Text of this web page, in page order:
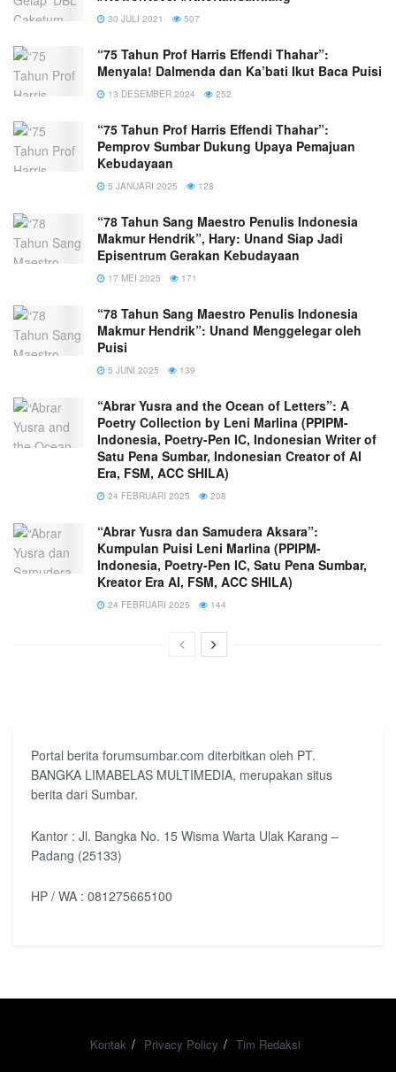
30 JULI 2021 507
“75 Tahun Prof Harris Effendi Thahar”:
Menyala! Dalmenda dan Ka’bati Ikut Baca Puisi
13 DESEMBER 2024 252
“75 Tahun Prof Harris Effendi Thahar”:
Pemprov Sumbar Dukung Upaya Pemajuan
Kebudayaan
5 JANUARI 2025 128
“78 Tahun Sang Maestro Penulis Indonesia
Makmur Hendrik”, Hary: Unand Siap Jadi
Episentrum Gerakan Kebudayaan
17 MEI 2025 171
“78 Tahun Sang Maestro Penulis Indonesia
Makmur Hendrik”: Unand Menggelegar oleh
Puisi
5 JUNI 2025 139
“Abrar Yusra and the Ocean of Letters”: A
Poetry Collection by Leni Marlina (PPIPM-
Indonesia, Poetry-Pen IC, Indonesian Writer of
Satu Pena Sumbar, Indonesian Creator of AI
Era, FSM, ACC SHILA)
24 FEBRUARI 2025 208
“Abrar Yusra dan Samudera Aksara”:
Kumpulan Puisi Leni Marlina (PPIPM-
Indonesia, Poetry-Pen IC, Satu Pena Sumbar,
Kreator Era AI, FSM, ACC SHILA)
24 FEBRUARI 2025 144
Portal berita forumsumbar.com diterbitkan oleh PT.
BANGKA LIMABELAS MULTIMEDIA, merupakan situs
berita dari Sumbar.
Kantor : Jl. Bangka No. 15 Wisma Warta Ulak Karang –
Padang (25133)
HP / WA : 081275665100
Kontak Privacy Policy Tim Redaksi